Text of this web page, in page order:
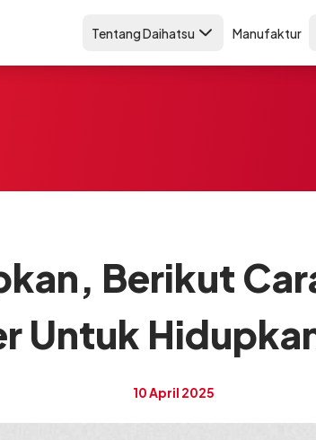
Tentang Daihatsu Manufaktur
Berikut
Untuk
10 April 2025